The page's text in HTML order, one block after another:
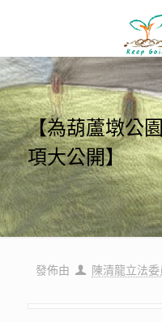
【為葫蘆墩公
項大公開】
發佈由 陳清龍立法